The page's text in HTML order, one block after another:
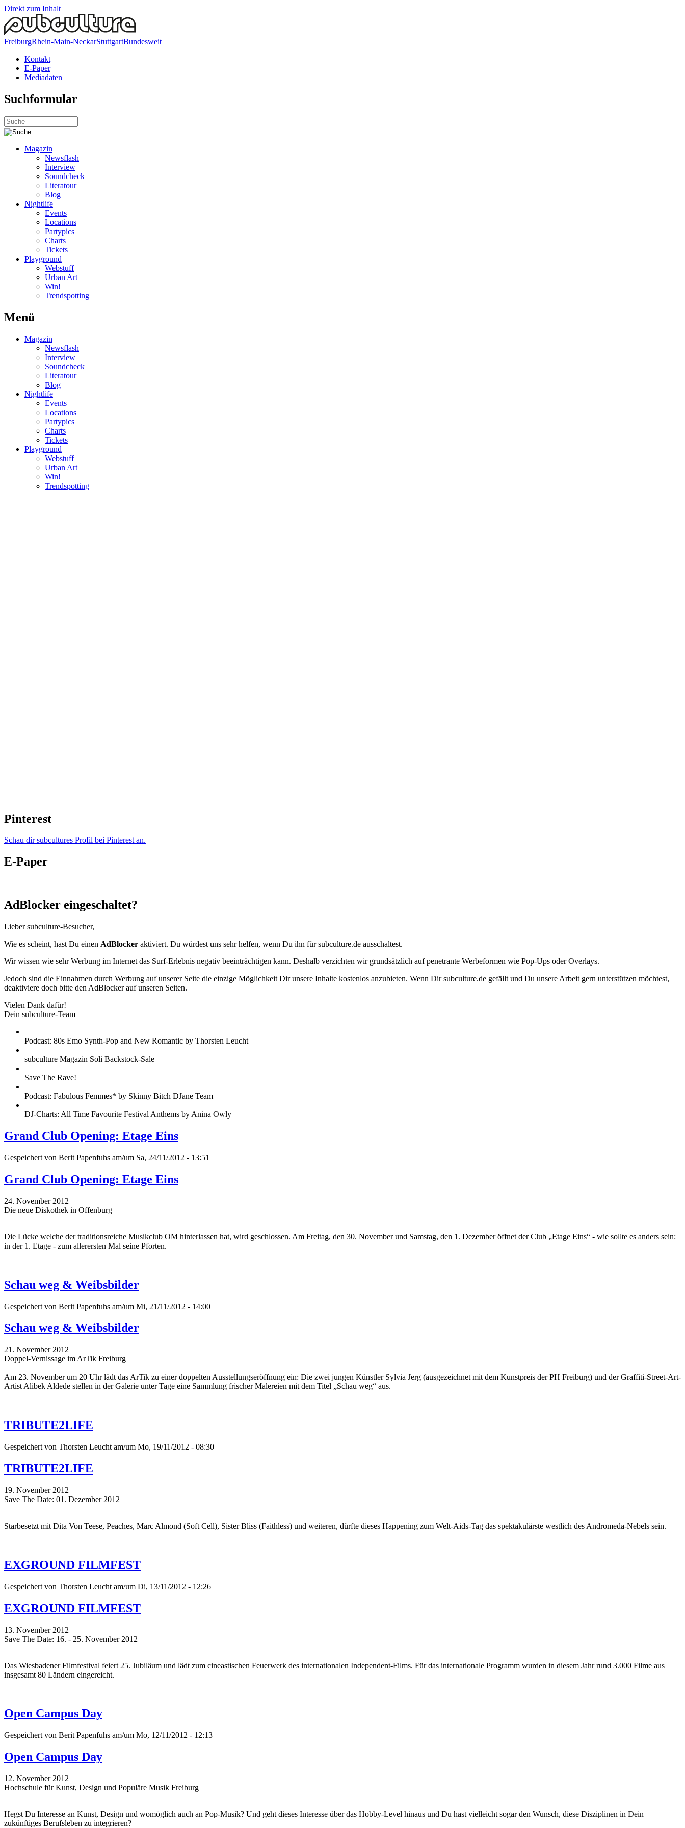
Direkt zum Inhalt
FreiburgRhein-Main-NeckarStuttgartBundesweit
Kontakt
E-Paper
Mediadaten
Suchformular
Magazin
Newsflash
Interview
Soundcheck
Literatour
Blog
Nightlife
Events
Locations
Partypics
Charts
Tickets
Playground
Webstuff
Urban Art
Win!
Trendspotting
Menü
Magazin
Newsflash
Interview
Soundcheck
Literatour
Blog
Nightlife
Events
Locations
Partypics
Charts
Tickets
Playground
Webstuff
Urban Art
Win!
Trendspotting
Pinterest
Schau dir subcultures Profil bei Pinterest an.
E-Paper
AdBlocker eingeschaltet?
Lieber subculture-Besucher,
Wie es scheint, hast Du einen AdBlocker aktiviert. Du würdest uns sehr helfen, wenn Du ihn für subculture.de ausschaltest.
Wir wissen wie sehr Werbung im Internet das Surf-Erlebnis negativ beeinträchtigen kann. Deshalb verzichten wir grundsätzlich auf penetrante Werbeformen wie Pop-Ups oder Overlays.
Jedoch sind die Einnahmen durch Werbung auf unserer Seite die einzige Möglichkeit Dir unsere Inhalte kostenlos anzubieten. Wenn Dir subculture.de gefällt und Du unsere Arbeit gern unterstützen möchtest,
deaktiviere doch bitte den AdBlocker auf unseren Seiten.
Vielen Dank dafür!
Dein subculture-Team
Podcast: 80s Emo Synth-Pop and New Romantic by Thorsten Leucht
subculture Magazin Soli Backstock-Sale
Save The Rave!
Podcast: Fabulous Femmes* by Skinny Bitch DJane Team
DJ-Charts: All Time Favourite Festival Anthems by Anina Owly
Grand Club Opening: Etage Eins
Gespeichert von Berit Papenfuhs am/um Sa, 24/11/2012 - 13:51
Grand Club Opening: Etage Eins
24. November 2012
Die neue Diskothek in Offenburg
Die Lücke welche der traditionsreiche Musikclub OM hinterlassen hat, wird geschlossen. Am Freitag, den 30. November und Samstag, den 1. Dezember öffnet der Club „Etage Eins“ - wie sollte es anders sein:
in der 1. Etage - zum allerersten Mal seine Pforten.
Schau weg & Weibsbilder
Gespeichert von Berit Papenfuhs am/um Mi, 21/11/2012 - 14:00
Schau weg & Weibsbilder
21. November 2012
Doppel-Vernissage im ArTik Freiburg
Am 23. November um 20 Uhr lädt das ArTik zu einer doppelten Ausstellungseröffnung ein: Die zwei jungen Künstler Sylvia Jerg (ausgezeichnet mit dem Kunstpreis der PH Freiburg) und der Graffiti-Street-Art-
Artist Alibek Aldede stellen in der Galerie unter Tage eine Sammlung frischer Malereien mit dem Titel „Schau weg“ aus.
TRIBUTE2LIFE
Gespeichert von Thorsten Leucht am/um Mo, 19/11/2012 - 08:30
TRIBUTE2LIFE
19. November 2012
Save The Date: 01. Dezember 2012
Starbesetzt mit Dita Von Teese, Peaches, Marc Almond (Soft Cell), Sister Bliss (Faithless) und weiteren, dürfte dieses Happening zum Welt-Aids-Tag das spektakulärste westlich des Andromeda-Nebels sein.
EXGROUND FILMFEST
Gespeichert von Thorsten Leucht am/um Di, 13/11/2012 - 12:26
EXGROUND FILMFEST
13. November 2012
Save The Date: 16. - 25. November 2012
Das Wiesbadener Filmfestival feiert 25. Jubiläum und lädt zum cineastischen Feuerwerk des internationalen Independent-Films. Für das internationale Programm wurden in diesem Jahr rund 3.000 Filme aus
insgesamt 80 Ländern eingereicht.
Open Campus Day
Gespeichert von Berit Papenfuhs am/um Mo, 12/11/2012 - 12:13
Open Campus Day
12. November 2012
Hochschule für Kunst, Design und Populäre Musik Freiburg
Hegst Du Interesse an Kunst, Design und womöglich auch an Pop-Musik? Und geht dieses Interesse über das Hobby-Level hinaus und Du hast vielleicht sogar den Wunsch, diese Disziplinen in Dein
zukünftiges Berufsleben zu integrieren?